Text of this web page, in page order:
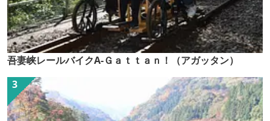
吾妻峡レールバイクA-Ｇａｔｔａｎ！（アガッタン）